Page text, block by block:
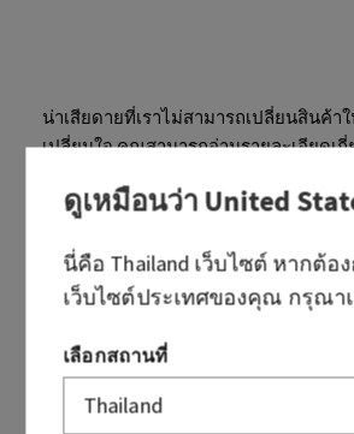
น่าเสียดายที่เราไม่สามารถเปลี่ยนสินค้
เปลี่ยนใจ คุณสามารถอ่านรายละเอียดเ
หมายเลขโทรศัพท์ 1800014226 วันจันทร์ -
สอบถามข้อมูลเพิ่มเติม
ดูเหมือนว่าUnited
นี่คือ Thailand เว็บไซต์ หากต้อ
เว็บไซต์ประเทศของคุณ กรุณา
เลือกสถานที่